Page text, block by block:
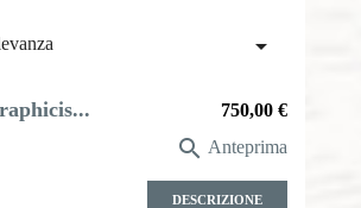

Prezzo
750,00 €
 Anteprima
DESCRIZIONE